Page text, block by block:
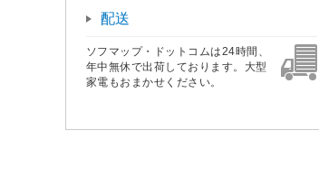
配送
ソフマップ・ドットコムは24時間、
年中無休で出荷しております。大型
家電もおまかせください。